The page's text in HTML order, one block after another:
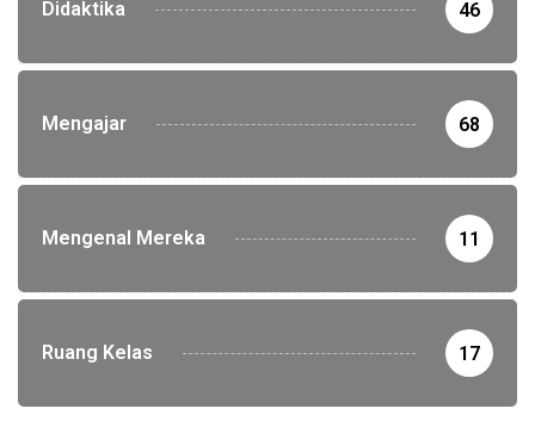
Didaktika 46
Mengajar 68
Mengenal Mereka 11
Ruang Kelas 17